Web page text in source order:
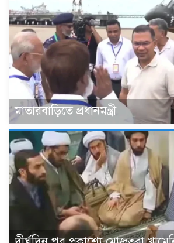
মাতারবাড়িতে প্রধানমন্ত্রী